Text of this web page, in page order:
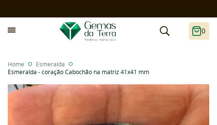
0
Home
Esmeralda
Esmeralda - coração Cabochão na matriz 41x41 mm